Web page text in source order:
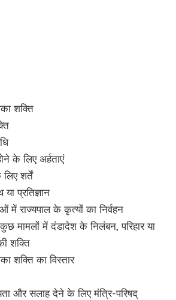
शक्ति
के लिए अर्हताएं
शर्तें
या प्रतिज्ञान
राज्यपाल के कृत्यों का निर्वहन
मामलों में दंडादेश के निलंबन, परिहार या
शक्ति
शक्ति का विस्तार
और सलाह देने के लिए मंत्रि-परिषद्